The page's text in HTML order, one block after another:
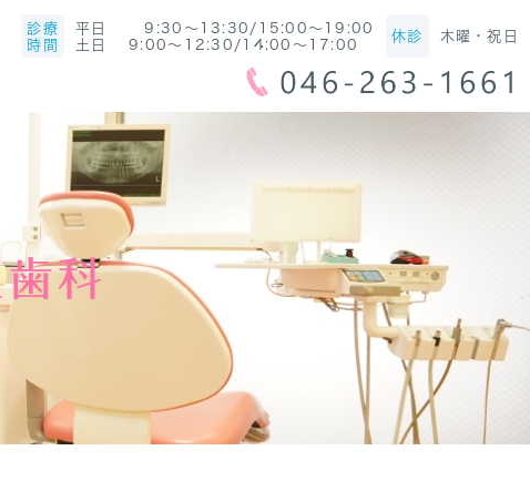
診療
時間
平日 9:30～13:30/15:00～19:00
土日 9:00～12:30/14:00～17:00
休診 木曜・祝日
科